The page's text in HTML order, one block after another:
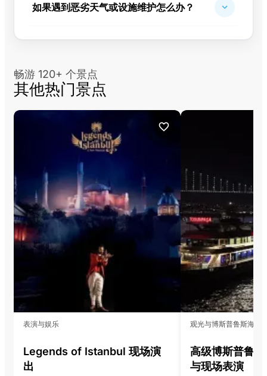
如果遇到恶劣天气或设施维护怎么办？
畅游 120+ 个景点
其他热门景点
表演与娱乐
Legends of Istanbul 现场演
出
观光与博斯普鲁斯海峡
高级博斯普鲁
与现场表演